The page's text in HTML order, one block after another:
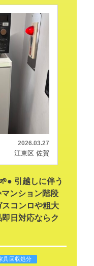
2026.03.27
江東区 佐賀
引越しに伴う
ンション階段
コンロや粗大
日対応ならク
具回収処分